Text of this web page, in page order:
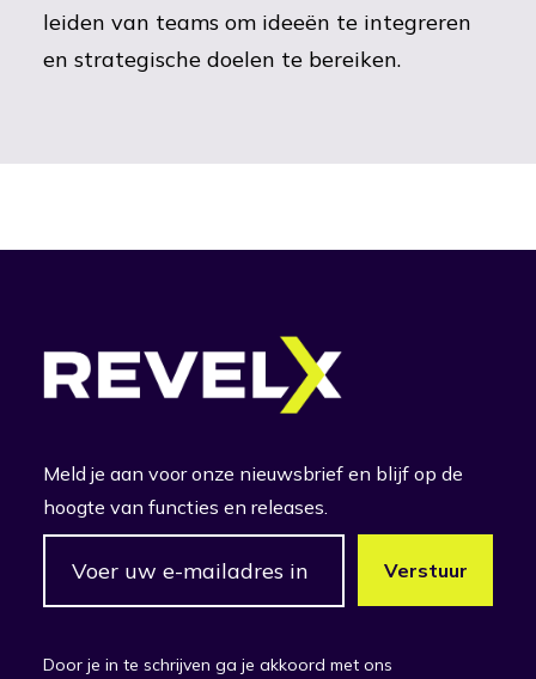
leiden van teams om ideeën te integreren
en strategische doelen te bereiken.
Meld je aan voor onze nieuwsbrief en blijf op de
hoogte van functies en releases.
Door je in te schrijven ga je akkoord met ons